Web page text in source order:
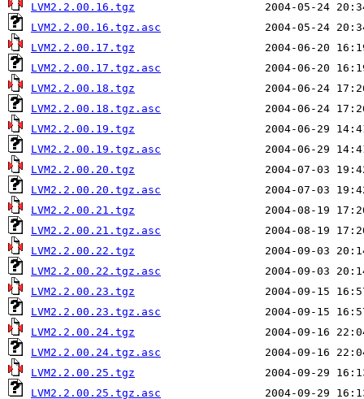
LVM2.2.00.16.tgz
LVM2.2.00.16.tgz.asc
LVM2.2.00.17.tgz
LVM2.2.00.17.tgz.asc
LVM2.2.00.18.tgz
LVM2.2.00.18.tgz.asc
LVM2.2.00.19.tgz
LVM2.2.00.19.tgz.asc
LVM2.2.00.20.tgz
LVM2.2.00.20.tgz.asc
LVM2.2.00.21.tgz
LVM2.2.00.21.tgz.asc
LVM2.2.00.22.tgz
LVM2.2.00.22.tgz.asc
LVM2.2.00.23.tgz
LVM2.2.00.23.tgz.asc
LVM2.2.00.24.tgz
LVM2.2.00.24.tgz.asc
LVM2.2.00.25.tgz
LVM2.2.00.25.tgz.asc